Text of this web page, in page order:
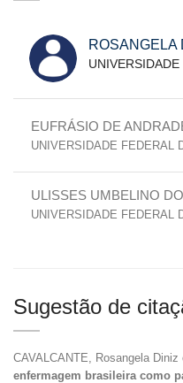
ROSANGELA
EUFRÁSIO DE
UNIVERSIDADE FEDERAL
ULISSES UMBELINO
UNIVERSIDADE FEDERAL
Sugestão de
CAVALCANTE, Rosangela Diniz
enfermagem brasileira como